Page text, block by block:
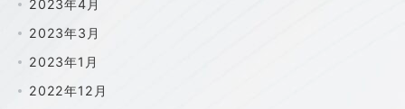
2023年4月
2023年3月
2023年1月
2022年12月